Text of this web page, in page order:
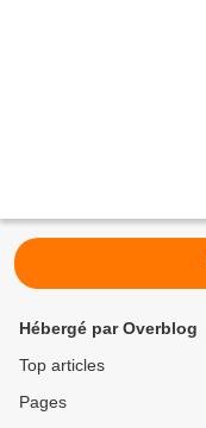
Hébergé par Overblog
Top articles
Pages